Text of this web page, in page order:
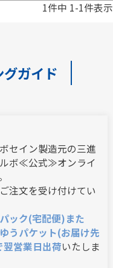
1件中 1-1件表示
ガイド
セイン製造元の三進
ボ≪公式≫オンライ
注文を受け付けてい
ック(宅配便)また
うパケット(お届け先
営業日出荷いたしま